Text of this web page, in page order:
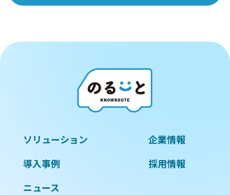
ソリューション
導入事例
ニュース
企業情報
採用情報